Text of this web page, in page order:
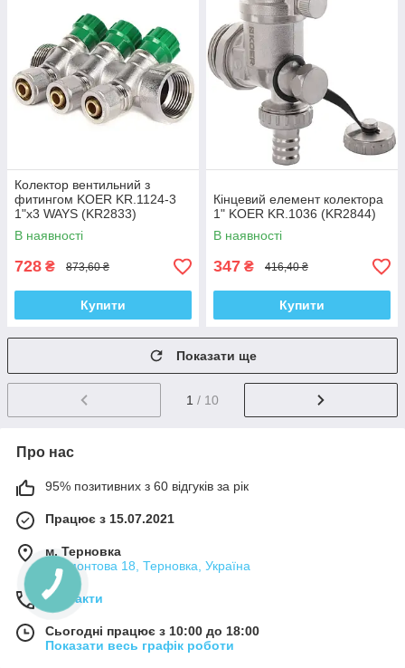
Колектор вентильний з
фитингом KOER KR.1124-3
1"x3 WAYS (KR2833)
В наявності
728 ₴ 873,60 ₴
Купити
Кінцевий елемент колектора
1" KOER KR.1036 (KR2844)
В наявності
347 ₴ 416,40 ₴
Купити
Показати ще
1 / 10
Про нас
95% позитивних з 60 відгуків за рік
Працює з 15.07.2021
м. Терновка
Лермонтова 18, Терновка, Україна
Контакти
Сьогодні працює з 10:00 до 18:00
Показати весь графік роботи